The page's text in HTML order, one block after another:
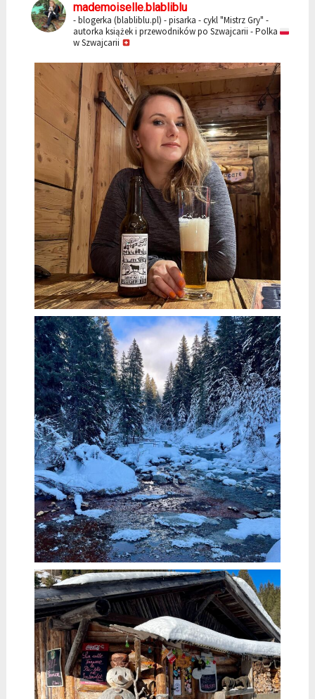
mademoiselle.blabliblu
- blogerka (blabliblu.pl) - pisarka - cykl "Mistrz Gry" -
autorka książek i przewodników po Szwajcarii - Polka
w Szwajcarii